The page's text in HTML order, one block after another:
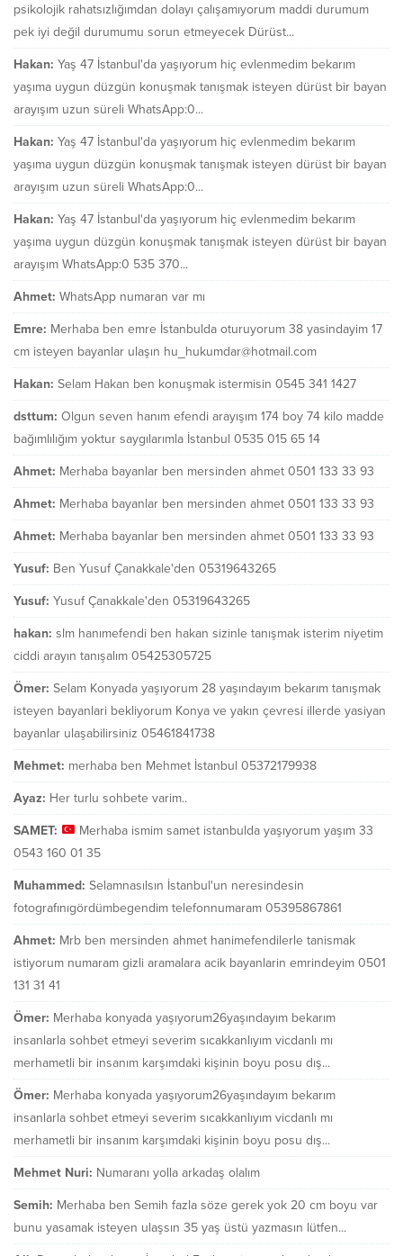
psikolojik rahatsızlığımdan dolayı çalışamıyorum maddi durumum
pek iyi değil durumumu sorun etmeyecek Dürüst...
Hakan: Yaş 47 İstanbul'da yaşıyorum hiç evlenmedim bekarım
yaşıma uygun düzgün konuşmak tanışmak isteyen dürüst bir bayan
arayışım uzun süreli WhatsApp:0...
Hakan: Yaş 47 İstanbul'da yaşıyorum hiç evlenmedim bekarım
yaşıma uygun düzgün konuşmak tanışmak isteyen dürüst bir bayan
arayışım uzun süreli WhatsApp:0...
Hakan: Yaş 47 İstanbul'da yaşıyorum hiç evlenmedim bekarım
yaşıma uygun düzgün konuşmak tanışmak isteyen dürüst bir bayan
arayışım WhatsApp:0 535 370...
Ahmet: WhatsApp numaran var mı
Emre: Merhaba ben emre İstanbulda oturuyorum 38 yasindayim 17
cm isteyen bayanlar ulaşın hu_hukumdar@hotmail.com
Hakan: Selam Hakan ben konuşmak istermisin 0545 341 1427
dsttum: Olgun seven hanım efendi arayışım 174 boy 74 kilo madde
bağımlılığım yoktur saygılarımla İstanbul 0535 015 65 14
Ahmet: Merhaba bayanlar ben mersinden ahmet 0501 133 33 93
Ahmet: Merhaba bayanlar ben mersinden ahmet 0501 133 33 93
Ahmet: Merhaba bayanlar ben mersinden ahmet 0501 133 33 93
Yusuf: Ben Yusuf Çanakkale'den 05319643265
Yusuf: Yusuf Çanakkale'den 05319643265
hakan: slm hanımefendi ben hakan sizinle tanışmak isterim niyetim
ciddi arayın tanışalım 05425305725
Ömer: Selam Konyada yaşıyorum 28 yaşındayım bekarım tanışmak
isteyen bayanlari bekliyorum Konya ve yakın çevresi illerde yasiyan
bayanlar ulaşabilirsiniz 05461841738
Mehmet: merhaba ben Mehmet İstanbul 05372179938
Ayaz: Her turlu sohbete varim..
SAMET:
Merhaba ismim samet istanbulda yaşıyorum yaşım 33
0543 160 01 35
Muhammed: Selamnasılsın İstanbul'un neresindesin
fotografınıgördümbegendim telefonnumaram 05395867861
Ahmet: Mrb ben mersinden ahmet hanimefendilerle tanismak
istiyorum numaram gizli aramalara acik bayanlarin emrindeyim 0501
131 31 41
Ömer: Merhaba konyada yaşıyorum26yaşındayım bekarım
insanlarla sohbet etmeyi severim sıcakkanlıyım vicdanlı mı
merhametli bir insanım karşımdaki kişinin boyu posu dış...
Ömer: Merhaba konyada yaşıyorum26yaşındayım bekarım
insanlarla sohbet etmeyi severim sıcakkanlıyım vicdanlı mı
merhametli bir insanım karşımdaki kişinin boyu posu dış...
Mehmet Nuri: Numaranı yolla arkadaş olalım
Semih: Merhaba ben Semih fazla söze gerek yok 20 cm boyu var
bunu yasamak isteyen ulaşsın 35 yaş üstü yazmasın lütfen...